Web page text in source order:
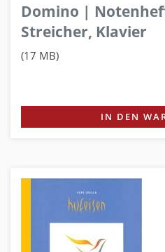
Domino |
Streicher, Klavier
(17 MB)
IN DEN